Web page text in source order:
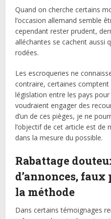
Quand on cherche certains
l’occasion allemand semble
cependant rester prudent,
alléchantes se cachent aussi
rodées.
Les escroqueries ne
contraire, certaines
législation entre les pays
voudraient engager des
d’un de ces pièges, je ne
l’objectif de cet article est de
dans la mesure du possible.
Rabattage
d’annonces,
la méthode
Dans certains témoignages